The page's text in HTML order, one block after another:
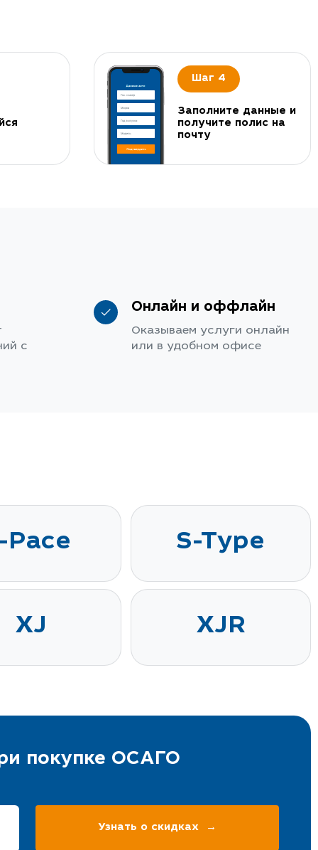
Шаг 4
Заполните данные и
получите полис на
почту
с
Онлайн и оффлайн
Оказываем услуги онлайн
или в удобном офисе
Pace S-Type
XJ XJR
покупке ОСАГО